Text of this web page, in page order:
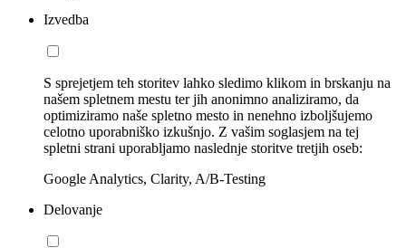
Izvedba
S sprejetjem teh storitev lahko sledimo klikom in brskanju na
našem spletnem mestu ter jih anonimno analiziramo, da
optimiziramo naše spletno mesto in nenehno izboljšujemo
celotno uporabniško izkušnjo. Z vašim soglasjem na tej
spletni strani uporabljamo naslednje storitve tretjih oseb:
Google Analytics, Clarity, A/B-Testing
Delovanje